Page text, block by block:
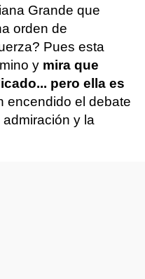
Grande que
orden de
Pues esta
y mira que
pero ella es
encendido el debate
y la